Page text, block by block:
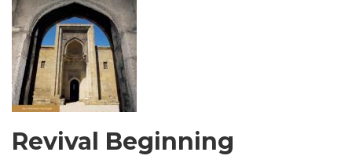
Revival Beginning